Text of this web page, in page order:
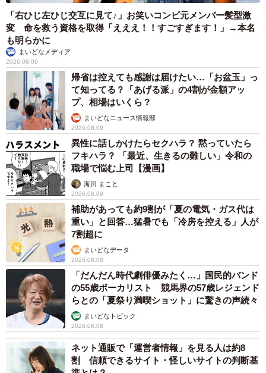
「右ひじ左ひじ交互に見て♪」お笑いコンビ元メンバー髪型激
変 命を救う資格を取得「えええ！！すごすぎます！」→本名
も明らかに
まいどなメディア
2026.08.09
帰省は控えても感謝は届けたい…「お盆玉」っ
て知ってる？「あげる派」の4割が金額アッ
プ、相場はいくら？
まいどなニュース情報部
2026.08.09
異性に話しかけたらセクハラ？ 黙っていたら
フキハラ？ 「最近、生きるの難しい」令和の
職場で悩む上司【漫画】
海川 まこと
2026.08.09
補助があっても約9割が「夏の電気・ガス代は
重い」と回答…猛暑でも「冷房を控える」人が
7割超に
まいどなデータ
2026.08.08
「だんだん時代劇俳優みたく…」国民的バンド
の55歳ボーカリスト 競馬界の57歳レジェンド
らとの「夏祭り満喫ショット」に驚きの声続々
まいどなトピック
2026.08.08
ネット通販で「運営者情報」を見る人は約8
割 信頼できるサイト・怪しいサイトの判断基